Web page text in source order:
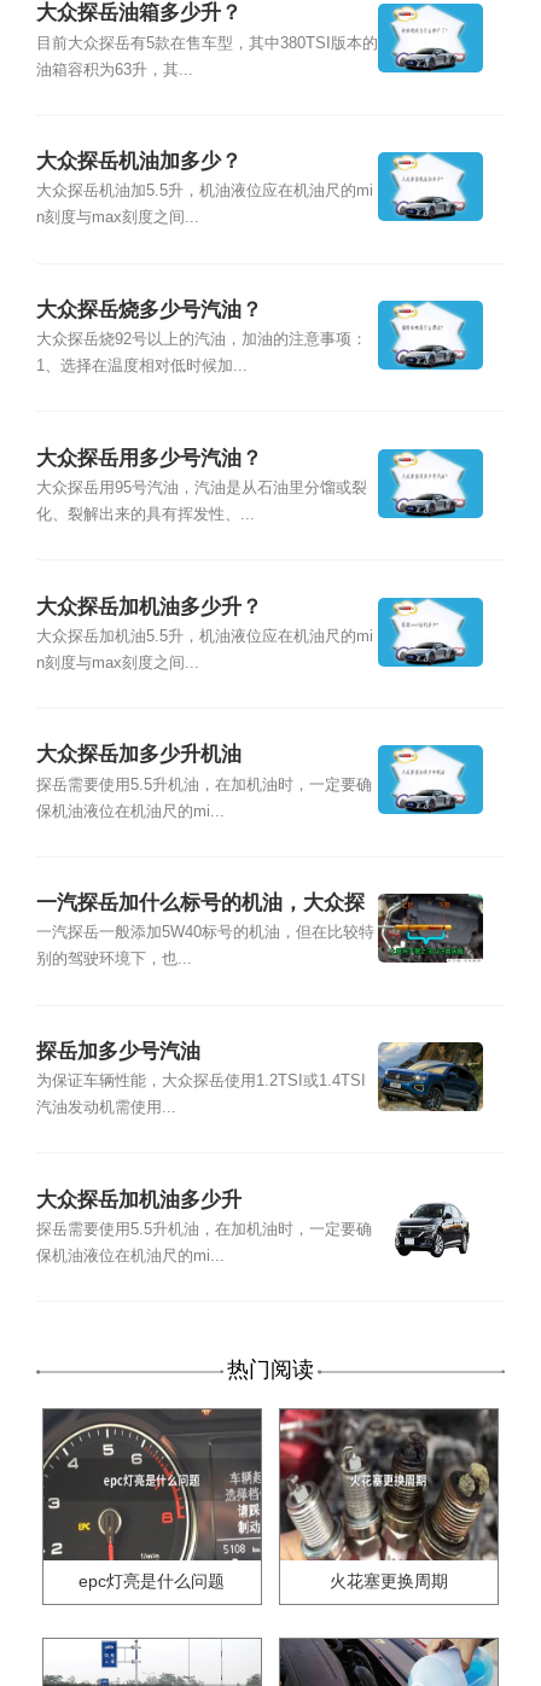
大众探岳油箱多少升？
目前大众探岳有5款在售车型，其中380TSI版本的
油箱容积为63升，其...
大众探岳机油加多少？
大众探岳机油加5.5升，机油液位应在机油尺的mi
n刻度与max刻度之间...
大众探岳烧多少号汽油？
大众探岳烧92号以上的汽油，加油的注意事项：
1、选择在温度相对低时候加...
大众探岳用多少号汽油？
大众探岳用95号汽油，汽油是从石油里分馏或裂
化、裂解出来的具有挥发性、...
大众探岳加机油多少升？
大众探岳加机油5.5升，机油液位应在机油尺的mi
n刻度与max刻度之间...
大众探岳加多少升机油
探岳需要使用5.5升机油，在加机油时，一定要确
保机油液位在机油尺的mi...
一汽探岳加什么标号的机油，大众探
岳加机油多少升
一汽探岳一般添加5W40标号的机油，但在比较特
别的驾驶环境下，也...
探岳加多少号汽油
为保证车辆性能，大众探岳使用1.2TSI或1.4TSI
汽油发动机需使用...
大众探岳加机油多少升
探岳需要使用5.5升机油，在加机油时，一定要确
保机油液位在机油尺的mi...
热门阅读
epc灯亮是什么问题 火花塞更换周期